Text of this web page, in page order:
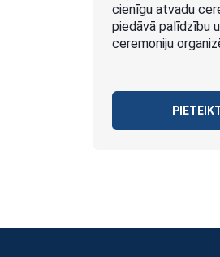
cienīgu atvadu
piedāvā palīdzību
ceremoniju